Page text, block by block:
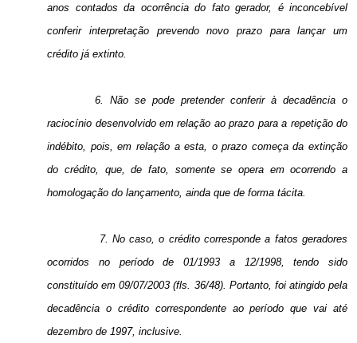
anos contados da ocorrência do fato gerador, é inconcebível
conferir interpretação prevendo novo prazo para lançar um
crédito já extinto.
6. Não se pode pretender conferir à decadência o
raciocínio desenvolvido em relação ao prazo para a repetição do
indébito, pois, em relação a esta, o prazo começa da extinção
do crédito, que, de fato, somente se opera em ocorrendo a
homologação do lançamento, ainda que de forma tácita.
7. No caso, o crédito corresponde a fatos geradores
ocorridos no período de 01/1993 a 12/1998, tendo sido
constituído em 09/07/2003 (fls. 36/48). Portanto, foi atingido pela
decadência o crédito correspondente ao período que vai até
dezembro de 1997, inclusive.